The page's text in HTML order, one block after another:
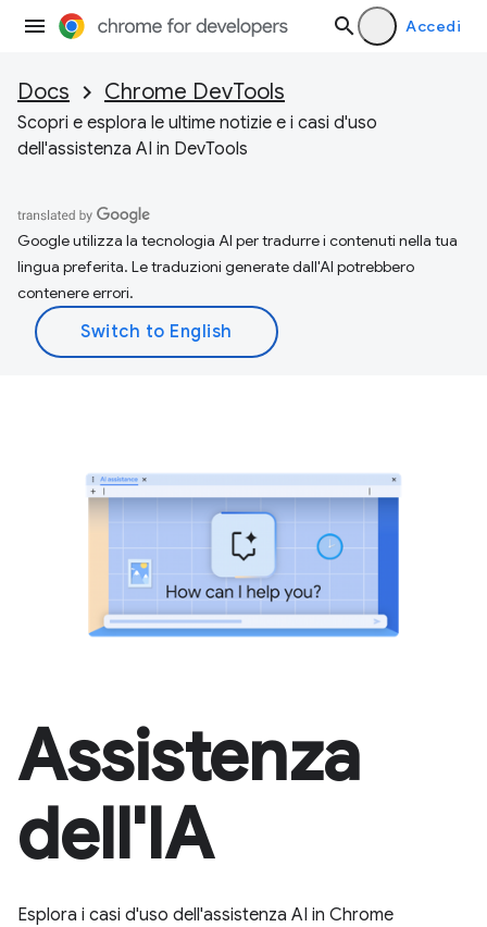
Accedi
Docs Chrome DevTools
Scopri e esplora le ultime notizie e i casi d'uso
dell'assistenza AI in DevTools
Google utilizza la tecnologia AI per tradurre i contenuti nella tua
lingua preferita. Le traduzioni generate dall'AI potrebbero
contenere errori.
Assistenza
dell'IA
Esplora i casi d'uso dell'assistenza AI in Chrome